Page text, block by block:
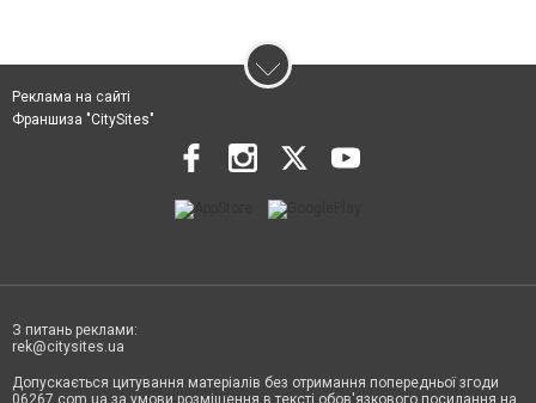
Реклама на сайті
Франшиза "CitySites"
З питань реклами:
rek@citysites.ua
Допускається цитування матеріалів без отримання попередньої згоди
06267.com.ua за умови розміщення в тексті обов'язкового посилання на